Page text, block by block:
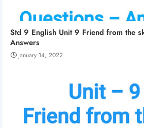
Std 9 English Unit 9 Friend from the
Answers
January 14, 2022